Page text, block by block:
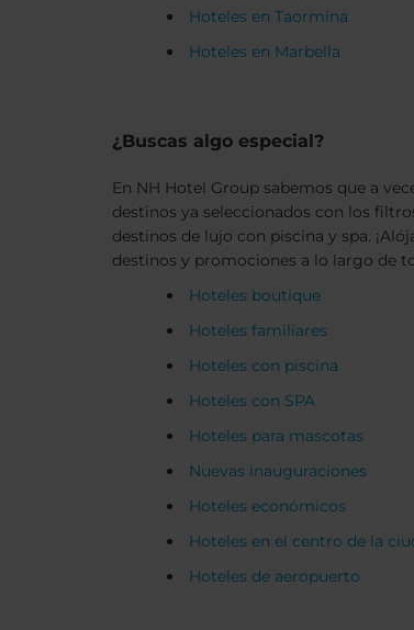
Hoteles en Taormina
Hoteles en Marbella
¿Buscas algo especial?
En NH Hotel Group sabemos que a
destinos ya seleccionados con los
destinos de lujo con piscina y spa.
destinos y promociones a lo largo de
Hoteles boutique
Hoteles familiares
Hoteles con piscina
Hoteles con SPA
Hoteles para mascotas
Nuevas inauguraciones
Hoteles económicos
Hoteles en el centro de la
Hoteles de aeropuerto